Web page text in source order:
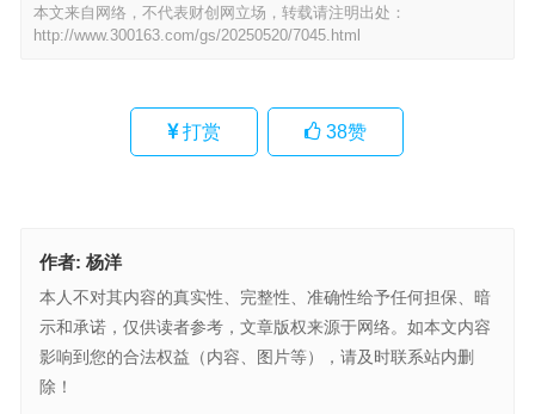
本文来自网络，不代表财创网立场，转载请注明出处：
http://www.300163.com/gs/20250520/7045.html
打赏 38赞
作者: 杨洋
本人不对其内容的真实性、完整性、准确性给予任何担保、暗
示和承诺，仅供读者参考，文章版权来源于网络。如本文内容
影响到您的合法权益（内容、图片等），请及时联系站内删
除！